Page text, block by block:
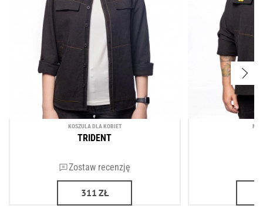
KOSZULA DLA KOBIET
TRIDENT
Zostaw recenzję
311 ZŁ